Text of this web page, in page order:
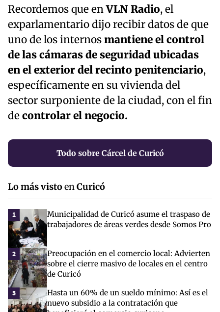
Recordemos que enVLN Radio, el
exparlamentario dijo recibir datos de que
uno de los internosmantiene el control
de las cámaras de seguridad ubicadas
en el exterior del recinto penitenciario,
específicamente en su vivienda del
sector surponiente de la ciudad, con el fin
decontrolar el negocio.
Todo sobre Cárcel de Curicó
Lo más vistoenCuricó
1
Municipalidad de Curicó asume el traspaso de
trabajadores de áreas verdes desde Somos Pro
2
Preocupación en el comercio local: Advierten
sobre el cierre masivo de locales en el centro
de Curicó
3
Hasta un 60% de un sueldo mínimo: Así es el
nuevo subsidio a la contratación que